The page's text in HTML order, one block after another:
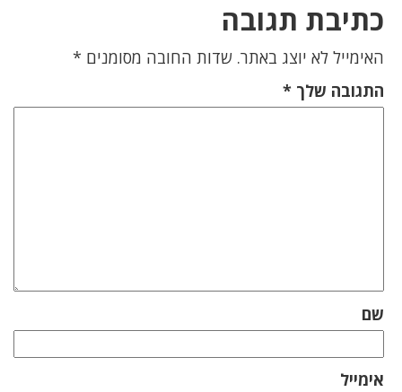
כתיבת תגובה
האימייל לא יוצג באתר. שדות החובה מסומנים *
התגובה שלך *
שם
אימייל